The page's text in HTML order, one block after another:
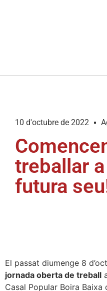
10 d'octubre de 2022
treballar
futura
El passat diumenge 8
jornada oberta de treball
Casal Popular Boira